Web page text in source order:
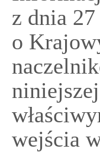
z dnia
o
wejścia